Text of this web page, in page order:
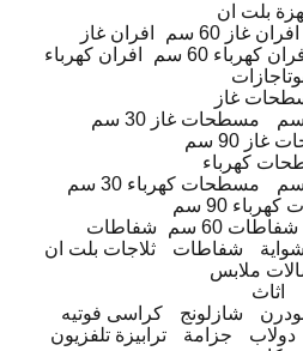
بلت ان
افران غاز
افران غاز 60 سم
افران كهرباء
كهرباء 60 سم
غاز
مسطحات غاز 30 سم
90 سم
كهرباء
مسطحات كهرباء 30 سم
90 سم
شفاطات
شفاطات 60 سم
ثلاجات بلت ان
شفاطات شواية
ملابس
اثاث
كراسى فوتيه
شازلونج
ترابيزة تلفزيون
جزامة دولاب